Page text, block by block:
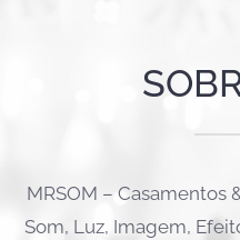
MRSOM – Casamentos
Som, Luz, Imagem,